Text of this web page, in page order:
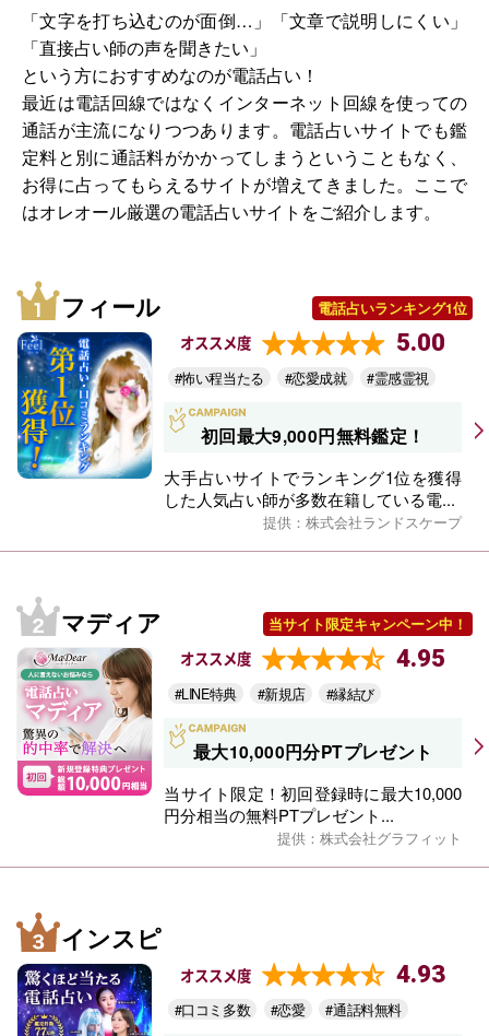
「文字を打ち込むのが面倒…」「文章で説明しにくい」
「直接占い師の声を聞きたい」
という方におすすめなのが電話占い！
最近は電話回線ではなくインターネット回線を使っての
通話が主流になりつつあります。電話占いサイトでも鑑
定料と別に通話料がかかってしまうということもなく、
お得に占ってもらえるサイトが増えてきました。ここで
はオレオール厳選の電話占いサイトをご紹介します。
フィール 電話占いランキング1位
オススメ度 5.00
#怖い程当たる #恋愛成就 #霊感霊視
初回最大9,000円無料鑑定！
大手占いサイトでランキング1位を獲得
した人気占い師が多数在籍している電...
提供：株式会社ランドスケープ
マディア 当サイト限定キャンペーン中！
オススメ度 4.95
#LINE特典 #新規店 #縁結び
最大10,000円分PTプレゼント
当サイト限定！初回登録時に最大10,000
円分相当の無料PTプレゼント...
提供：株式会社グラフィット
インスピ
オススメ度 4.93
#口コミ多数 #恋愛 #通話料無料